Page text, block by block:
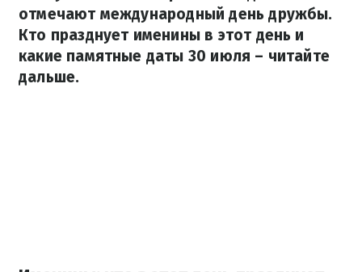
отмечают международный день дружбы.
Кто празднует именины в этот день и
какие памятные даты 30 июля – читайте
дальше.